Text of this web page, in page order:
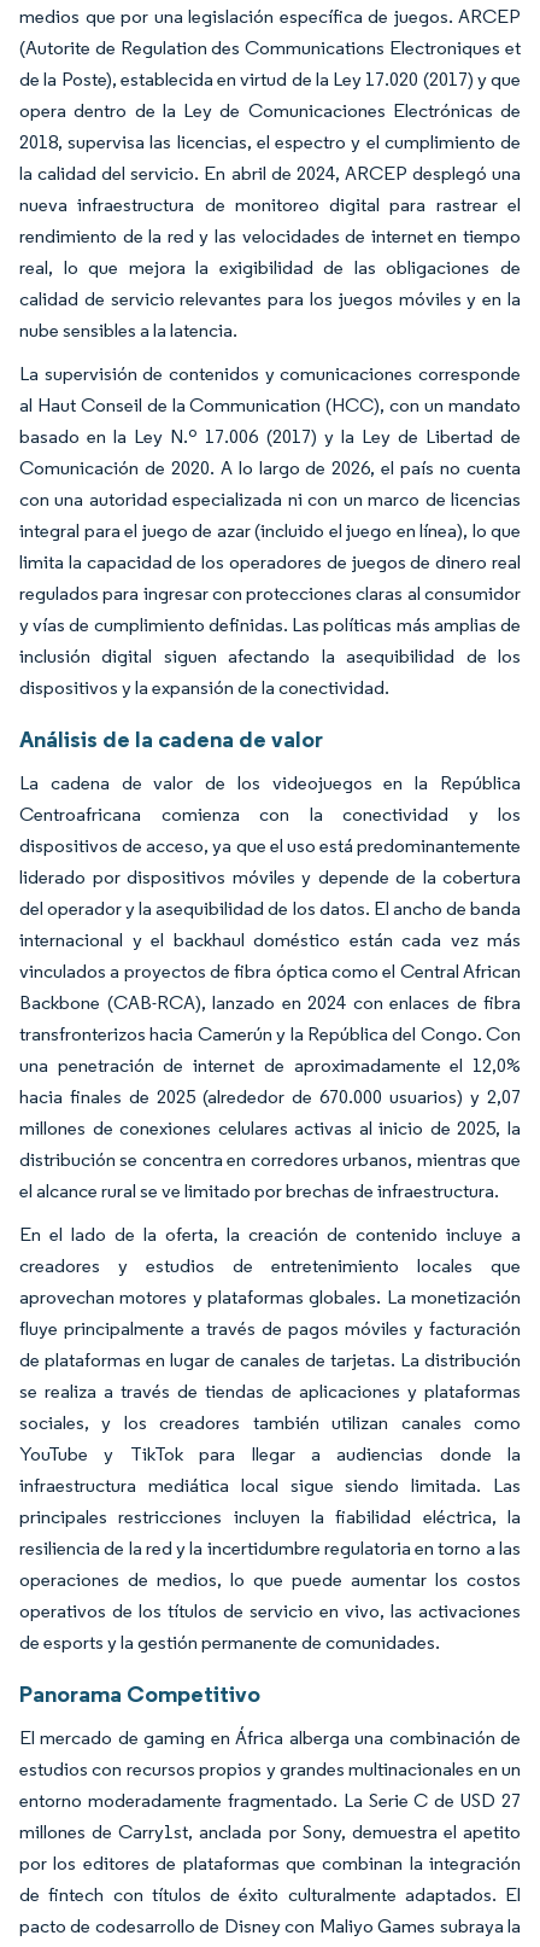
medios que por una legislación específica de juegos. ARCEP
(Autorite de Regulation des Communications Electroniques et
de la Poste), establecida en virtud de la Ley 17.020 (2017) y que
opera dentro de la Ley de Comunicaciones Electrónicas de
2018, supervisa las licencias, el espectro y el cumplimiento de
la calidad del servicio. En abril de 2024, ARCEP desplegó una
nueva infraestructura de monitoreo digital para rastrear el
rendimiento de la red y las velocidades de internet en tiempo
real, lo que mejora la exigibilidad de las obligaciones de
calidad de servicio relevantes para los juegos móviles y en la
nube sensibles a la latencia.
La supervisión de contenidos y comunicaciones corresponde
al Haut Conseil de la Communication (HCC), con un mandato
basado en la Ley N.º 17.006 (2017) y la Ley de Libertad de
Comunicación de 2020. A lo largo de 2026, el país no cuenta
con una autoridad especializada ni con un marco de licencias
integral para el juego de azar (incluido el juego en línea), lo que
limita la capacidad de los operadores de juegos de dinero real
regulados para ingresar con protecciones claras al consumidor
y vías de cumplimiento definidas. Las políticas más amplias de
inclusión digital siguen afectando la asequibilidad de los
dispositivos y la expansión de la conectividad.
Análisis de la cadena de valor
La cadena de valor de los videojuegos en la República
Centroafricana comienza con la conectividad y los
dispositivos de acceso, ya que el uso está predominantemente
liderado por dispositivos móviles y depende de la cobertura
del operador y la asequibilidad de los datos. El ancho de banda
internacional y el backhaul doméstico están cada vez más
vinculados a proyectos de fibra óptica como el Central African
Backbone (CAB-RCA), lanzado en 2024 con enlaces de fibra
transfronterizos hacia Camerún y la República del Congo. Con
una penetración de internet de aproximadamente el 12,0%
hacia finales de 2025 (alrededor de 670.000 usuarios) y 2,07
millones de conexiones celulares activas al inicio de 2025, la
distribución se concentra en corredores urbanos, mientras que
el alcance rural se ve limitado por brechas de infraestructura.
En el lado de la oferta, la creación de contenido incluye a
creadores y estudios de entretenimiento locales que
aprovechan motores y plataformas globales. La monetización
fluye principalmente a través de pagos móviles y facturación
de plataformas en lugar de canales de tarjetas. La distribución
se realiza a través de tiendas de aplicaciones y plataformas
sociales, y los creadores también utilizan canales como
YouTube y TikTok para llegar a audiencias donde la
infraestructura mediática local sigue siendo limitada. Las
principales restricciones incluyen la fiabilidad eléctrica, la
resiliencia de la red y la incertidumbre regulatoria en torno a las
operaciones de medios, lo que puede aumentar los costos
operativos de los títulos de servicio en vivo, las activaciones
de esports y la gestión permanente de comunidades.
Panorama Competitivo
El mercado de gaming en África alberga una combinación de
estudios con recursos propios y grandes multinacionales en un
entorno moderadamente fragmentado. La Serie C de USD 27
millones de Carry1st, anclada por Sony, demuestra el apetito
por los editores de plataformas que combinan la integración
de fintech con títulos de éxito culturalmente adaptados. El
pacto de codesarrollo de Disney con Maliyo Games subraya la